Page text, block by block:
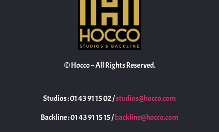
© Hocco – All Rights Reserved.
Studios : 01 43 91 15 02 /studios@hocco.com
Backline : 01 43 91 15 15 /backline@hocco.com